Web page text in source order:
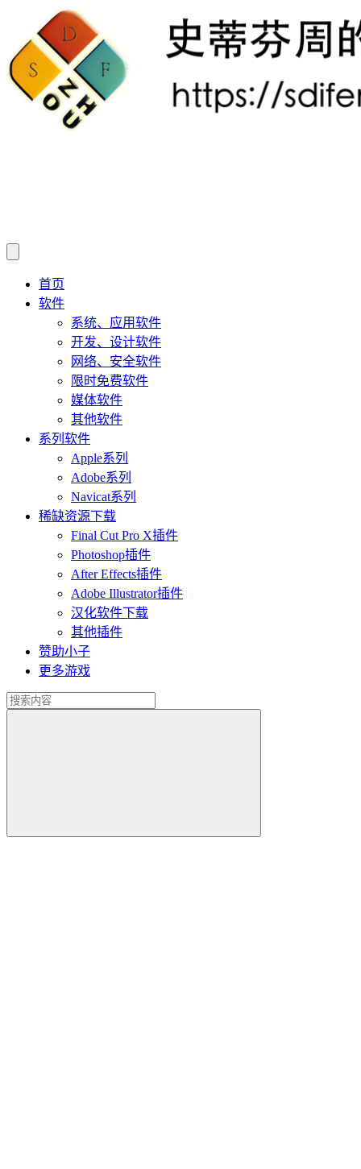
首页
软件
系统、应用软件
开发、设计软件
网络、安全软件
限时免费软件
媒体软件
其他软件
系列软件
Apple系列
Adobe系列
Navicat系列
稀缺资源下载
Final Cut Pro X插件
Photoshop插件
After Effects插件
Adobe Illustrator插件
汉化软件下载
其他插件
赞助小子
更多游戏